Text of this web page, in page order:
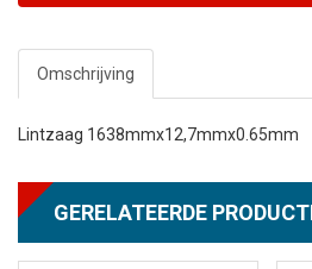
Omschrijving
Lintzaag 1638mmx12,7mmx0.65mm
GERELATEERDE